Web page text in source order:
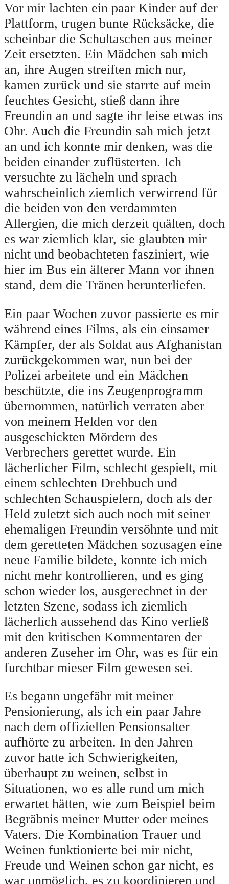
Vor mir lachten ein paar Kinder auf der
Plattform, trugen bunte Rücksäcke, die
scheinbar die Schultaschen aus meiner
Zeit ersetzten. Ein Mädchen sah mich
an, ihre Augen streiften mich nur,
kamen zurück und sie starrte auf mein
feuchtes Gesicht, stieß dann ihre
Freundin an und sagte ihr leise etwas ins
Ohr. Auch die Freundin sah mich jetzt
an und ich konnte mir denken, was die
beiden einander zuflüsterten. Ich
versuchte zu lächeln und sprach
wahrscheinlich ziemlich verwirrend für
die beiden von den verdammten
Allergien, die mich derzeit quälten, doch
es war ziemlich klar, sie glaubten mir
nicht und beobachteten fasziniert, wie
hier im Bus ein älterer Mann vor ihnen
stand, dem die Tränen herunterliefen.
Ein paar Wochen zuvor passierte es mir
während eines Films, als ein einsamer
Kämpfer, der als Soldat aus Afghanistan
zurückgekommen war, nun bei der
Polizei arbeitete und ein Mädchen
beschützte, die ins Zeugenprogramm
übernommen, natürlich verraten aber
von meinem Helden vor den
ausgeschickten Mördern des
Verbrechers gerettet wurde. Ein
lächerlicher Film, schlecht gespielt, mit
einem schlechten Drehbuch und
schlechten Schauspielern, doch als der
Held zuletzt sich auch noch mit seiner
ehemaligen Freundin versöhnte und mit
dem geretteten Mädchen sozusagen eine
neue Familie bildete, konnte ich mich
nicht mehr kontrollieren, und es ging
schon wieder los, ausgerechnet in der
letzten Szene, sodass ich ziemlich
lächerlich aussehend das Kino verließ
mit den kritischen Kommentaren der
anderen Zuseher im Ohr, was es für ein
furchtbar mieser Film gewesen sei.
Es begann ungefähr mit meiner
Pensionierung, als ich ein paar Jahre
nach dem offiziellen Pensionsalter
aufhörte zu arbeiten. In den Jahren
zuvor hatte ich Schwierigkeiten,
überhaupt zu weinen, selbst in
Situationen, wo es alle rund um mich
erwartet hätten, wie zum Beispiel beim
Begräbnis meiner Mutter oder meines
Vaters. Die Kombination Trauer und
Weinen funktionierte bei mir nicht,
Freude und Weinen schon gar nicht, es
war unmöglich, es zu koordinieren und